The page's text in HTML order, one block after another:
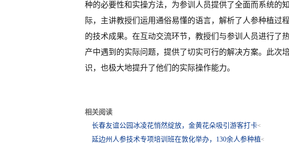
种的必要性和实操方法，为参训人员提供了全面而系统的
际，主讲教授们运用通俗易懂的语言，解析了人参种植过
的技术成果。在互动交流环节，教授们与参训人员进行了
产中遇到的实际问题，提供了切实可行的解决方案。此次
识，也极大地提升了他们的实际操作能力。
相关阅读
长春友谊公园冰凌花悄然绽放，金黄花朵吸引游客打卡<
延边州人参技术专项培训班在敦化举办，130余人参种植<